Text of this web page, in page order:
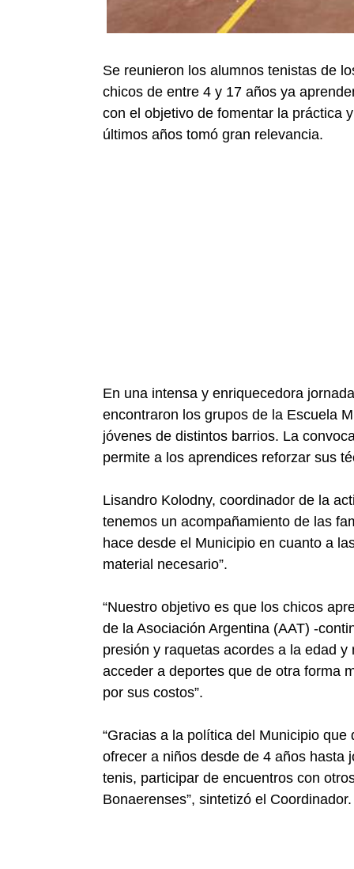
Se reunieron los alumnos tenistas de
chicos de entre 4 y 17 años ya
con el objetivo de fomentar la práctica
últimos años tomó gran relevancia.
En una intensa y enriquecedora
encontraron los grupos de la Escuela
jóvenes de distintos barrios. La
permite a los aprendices reforzar sus
Lisandro Kolodny, coordinador de la
tenemos un acompañamiento de las
hace desde el Municipio en cuanto a
material necesario”.
“Nuestro objetivo es que los chicos
de la Asociación Argentina (AAT) -
presión y raquetas acordes a la edad
acceder a deportes que de otra forma
por sus costos”.
“Gracias a la política del Municipio
ofrecer a niños desde de 4 años hasta
tenis, participar de encuentros con
Bonaerenses”, sintetizó el Coordinador.